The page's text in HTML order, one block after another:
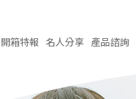
開箱特報 名人分享 產品諮詢